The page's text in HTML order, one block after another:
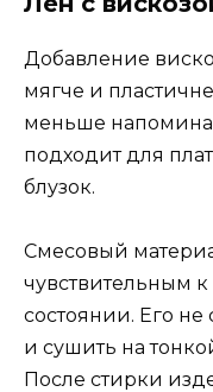
Добавление
мягче и
меньше
подходит для
блузок.
Смесовый
чувствительным
состоянии. Его не
и сушить на
После стирки